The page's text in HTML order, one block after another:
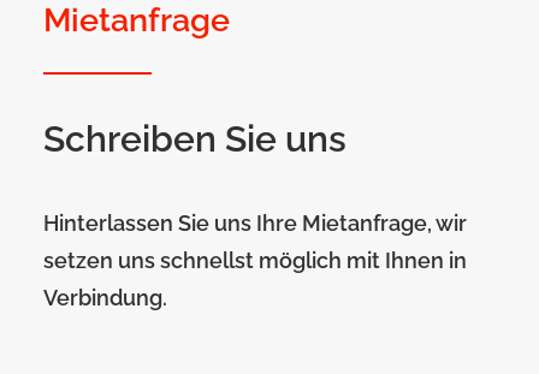
Mietanfrage
Schreiben Sie uns
Hinterlassen Sie uns Ihre Mietanfrage, wir
setzen uns schnellst möglich mit Ihnen in
Verbindung.